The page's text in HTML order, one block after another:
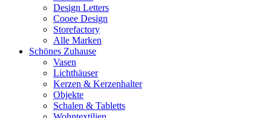
Design Letters
Cooee Design
Storefactory
Alle Marken
Schönes Zuhause
Vasen
Lichthäuser
Kerzen & Kerzenhalter
Objekte
Schalen & Tabletts